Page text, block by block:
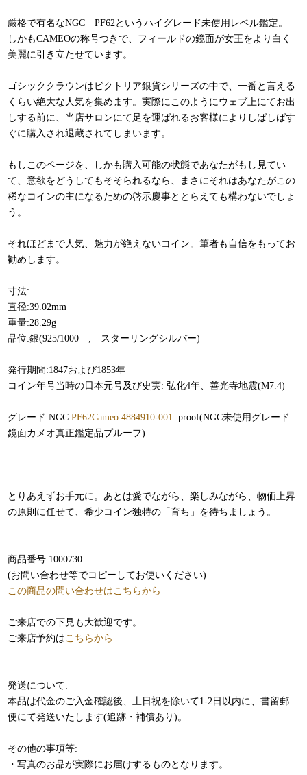
厳格で有名なNGC PF62というハイグレード未使用レベル鑑定。
しかもCAMEOの称号つきで、フィールドの鏡面が女王をより白く
美麗に引き立たせています。
ゴシッククラウンはビクトリア銀貨シリーズの中で、一番と言える
くらい絶大な人気を集めます。実際にこのようにウェブ上にてお出
しする前に、当店サロンにて足を運ばれるお客様によりしばしばす
ぐに購入され退蔵されてしまいます。
もしこのページを、しかも購入可能の状態であなたがもし見てい
て、意欲をどうしてもそそられるなら、まさにそれはあなたがこの
稀なコインの主になるための啓示慶事ととらえても構わないでしょ
う。
それほどまで人気、魅力が絶えないコイン。筆者も自信をもってお
勧めします。
寸法:
直径:39.02mm
重量:28.29g
品位:銀(925/1000 ; スターリングシルバー)
発行期間:1847および1853年
コイン年号当時の日本元号及び史実: 弘化4年、善光寺地震(M7.4)
グレード:NGCPF62Cameo 4884910-001 proof(NGC未使用グレード
鏡面カメオ真正鑑定品プルーフ)
とりあえずお手元に。あとは愛でながら、楽しみながら、物価上昇
の原則に任せて、希少コイン独特の「育ち」を待ちましょう。
商品番号:1000730
(お問い合わせ等でコピーしてお使いください)
この商品の問い合わせはこちらから
ご来店での下見も大歓迎です。
ご来店予約はこちらから
発送について:
本品は代金のご入金確認後、土日祝を除いて1-2日以内に、書留郵
便にて発送いたします(追跡・補償あり)。
その他の事項等:
・写真のお品が実際にお届けするものとなります。